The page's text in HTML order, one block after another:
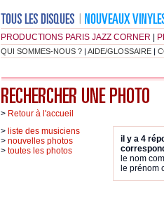
PRODUCTIONS PARIS JAZZ CORNER
QUI SOMMES-NOUS ? | AIDE/GLOSSAIRE |
> Retour à l'accueil
> liste des musiciens
> nouvelles photos
> toutes les photos
il y a 4
le nom
le prénom